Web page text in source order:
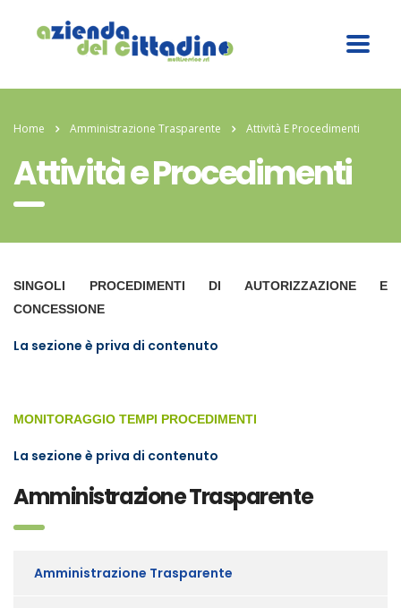
Home Amministrazione Trasparente Attività E Procedimenti
Attività e Procedimenti
SINGOLI PROCEDIMENTI DI AUTORIZZAZIONE E
CONCESSIONE
La sezione è priva di contenuto
MONITORAGGIO TEMPI PROCEDIMENTI
La sezione è priva di contenuto
Amministrazione Trasparente
Amministrazione Trasparente